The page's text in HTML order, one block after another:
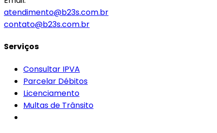
atendimento@b23s.com.br
contato@b23s.com.br
Serviços
Consultar IPVA
Parcelar Débitos
Licenciamento
Multas de Trânsito